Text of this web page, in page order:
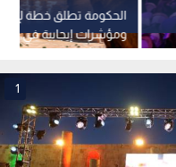
الحكومة تطلق خطة
ومؤشرات إيجابية في
والمعابر
1